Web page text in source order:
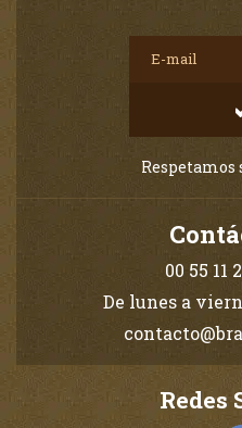
Respetamos
00 55 11
De lunes a
Redes